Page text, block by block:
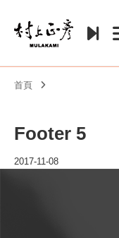
首頁
Footer 5
2017-11-08